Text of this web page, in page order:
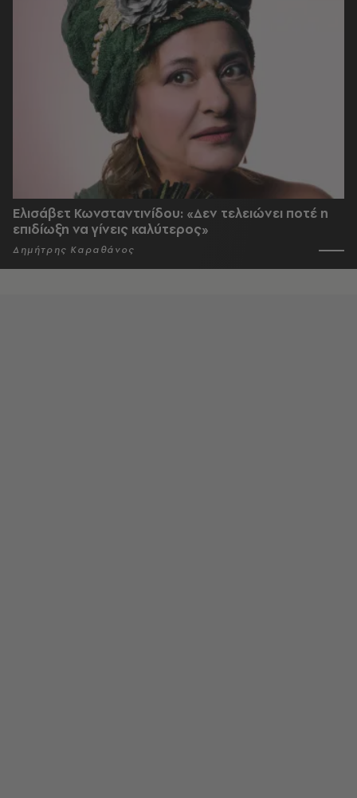
Ελισάβετ Κωνσταντινίδου: «Δεν τελειώνει ποτέ η
επιδίωξη να γίνεις καλύτερος»
Δημήτρης Καραθάνος